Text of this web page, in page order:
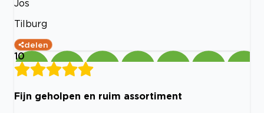
Jos
Tilburg
delen
10
Fijn geholpen en ruim assortiment